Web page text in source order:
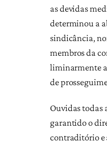
as devidas
determinou a
sindicância,
membros da
liminarmente
de
Ouvidas todas
garantido o
contraditório e